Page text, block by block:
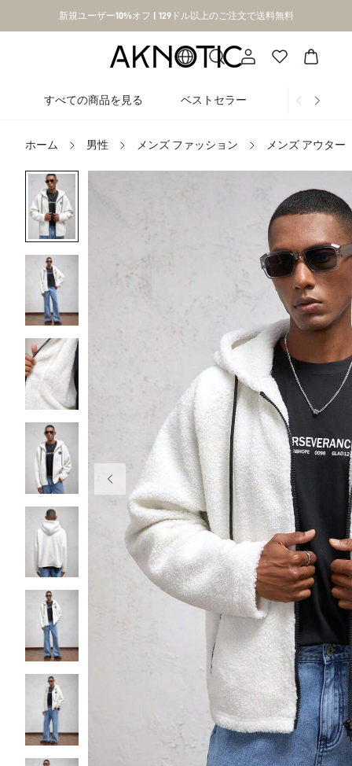
新規ユーザー10%オフ | 129ドル以上のご注文で送料無料
すべての商品を見る ベストセラー 新着
ホーム 男性 メンズ ファッション メンズ アウター